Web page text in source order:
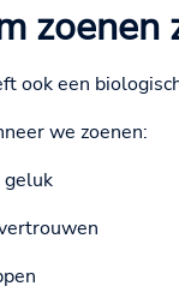
zoenen
ook een
we zoenen: